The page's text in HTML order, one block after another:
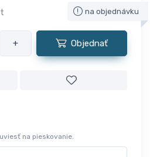
na objednávku
+ Objednať
na pieskovanie.